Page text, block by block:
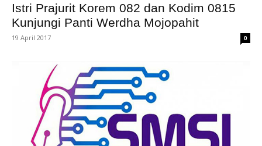
Istri Prajurit Korem 082 dan Kodim 0815
Kunjungi Panti Werdha Mojopahit
19 April 2017 0